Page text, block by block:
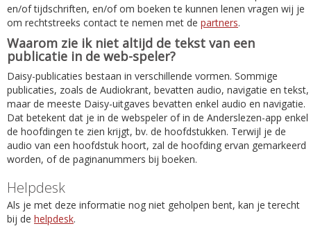
en/of tijdschriften, en/of om boeken te kunnen lenen vragen wij je
om rechtstreeks contact te nemen met de partners.
Waarom zie ik niet altijd de tekst van een
publicatie in de web-speler?
Daisy-publicaties bestaan in verschillende vormen. Sommige
publicaties, zoals de Audiokrant, bevatten audio, navigatie en tekst,
maar de meeste Daisy-uitgaves bevatten enkel audio en navigatie.
Dat betekent dat je in de webspeler of in de Anderslezen-app enkel
de hoofdingen te zien krijgt, bv. de hoofdstukken. Terwijl je de
audio van een hoofdstuk hoort, zal de hoofding ervan gemarkeerd
worden, of de paginanummers bij boeken.
Helpdesk
Als je met deze informatie nog niet geholpen bent, kan je terecht
bij de helpdesk.